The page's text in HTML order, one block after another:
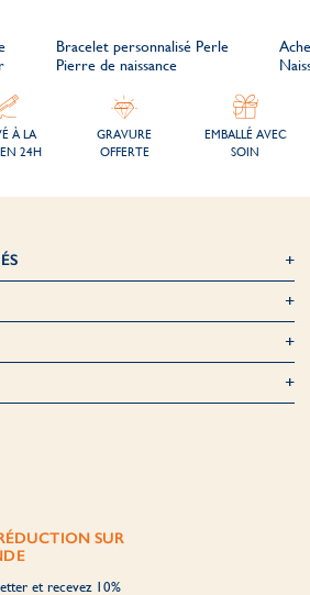
Bracelet personnalisé Perle
Pierre de naissance
À LA
24H
GRAVURE
OFFERTE
EMBALLÉ AVEC
SOIN
SUR
et recevez 10%